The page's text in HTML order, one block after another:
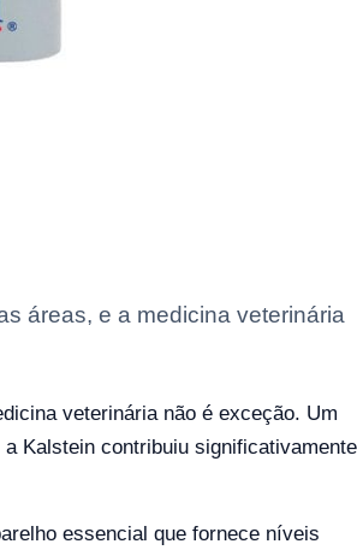
áreas, e a medicina veterinária
veterinária não é exceção. Um
Kalstein contribuiu significativamente
essencial que fornece níveis